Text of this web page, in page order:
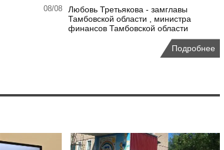
08/08
Любовь Третьякова - замглавы
Тамбовской области , министра
финансов Тамбовской области
Подробнее